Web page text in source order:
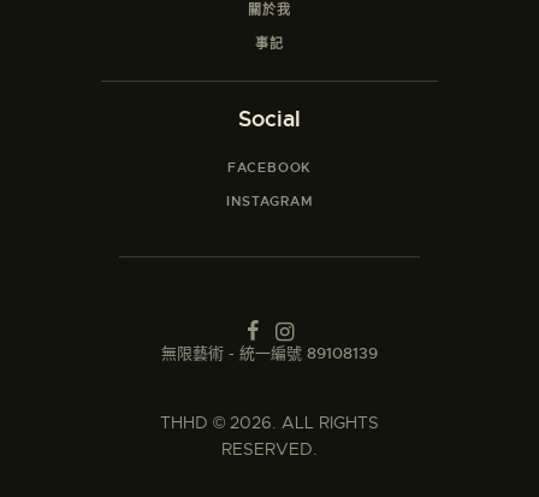
關於我
事記
Social
FACEBOOK
INSTAGRAM
無限藝術 - 統一編號 89108139
THHD © 2026. ALL RIGHTS
RESERVED.